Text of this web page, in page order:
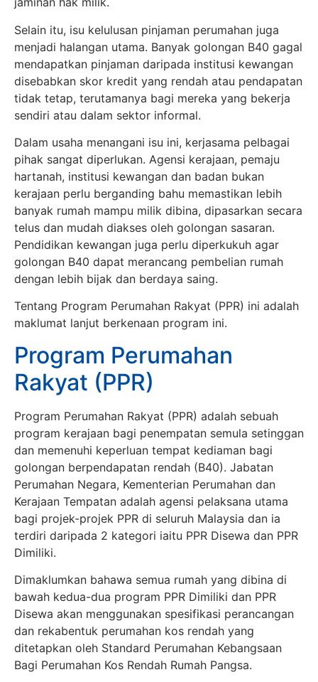
Selain itu, isu kelulusan pinjaman perumahan juga
menjadi halangan utama. Banyak golongan B40 gagal
mendapatkan pinjaman daripada institusi kewangan
disebabkan skor kredit yang rendah atau pendapatan
tidak tetap, terutamanya bagi mereka yang bekerja
sendiri atau dalam sektor informal.
Dalam usaha menangani isu ini, kerjasama pelbagai
pihak sangat diperlukan. Agensi kerajaan, pemaju
hartanah, institusi kewangan dan badan bukan
kerajaan perlu berganding bahu memastikan lebih
banyak rumah mampu milik dibina, dipasarkan secara
telus dan mudah diakses oleh golongan sasaran.
Pendidikan kewangan juga perlu diperkukuh agar
golongan B40 dapat merancang pembelian rumah
dengan lebih bijak dan berdaya saing.
Tentang Program Perumahan Rakyat (PPR) ini adalah
maklumat lanjut berkenaan program ini.
Program Perumahan
Rakyat (PPR)
Program Perumahan Rakyat (PPR) adalah sebuah
program kerajaan bagi penempatan semula setinggan
dan memenuhi keperluan tempat kediaman bagi
golongan berpendapatan rendah (B40). Jabatan
Perumahan Negara, Kementerian Perumahan dan
Kerajaan Tempatan adalah agensi pelaksana utama
bagi projek-projek PPR di seluruh Malaysia dan ia
terdiri daripada 2 kategori iaitu PPR Disewa dan PPR
Dimiliki.
Dimaklumkan bahawa semua rumah yang dibina di
bawah kedua-dua program PPR Dimiliki dan PPR
Disewa akan menggunakan spesifikasi perancangan
dan rekabentuk perumahan kos rendah yang
ditetapkan oleh Standard Perumahan Kebangsaan
Bagi Perumahan Kos Rendah Rumah Pangsa.